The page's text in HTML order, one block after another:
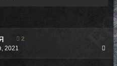
2
2021